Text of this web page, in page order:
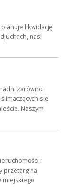
likwidację
nasi
zarówno
się
Naszym
i
przetarg na
miejskiego